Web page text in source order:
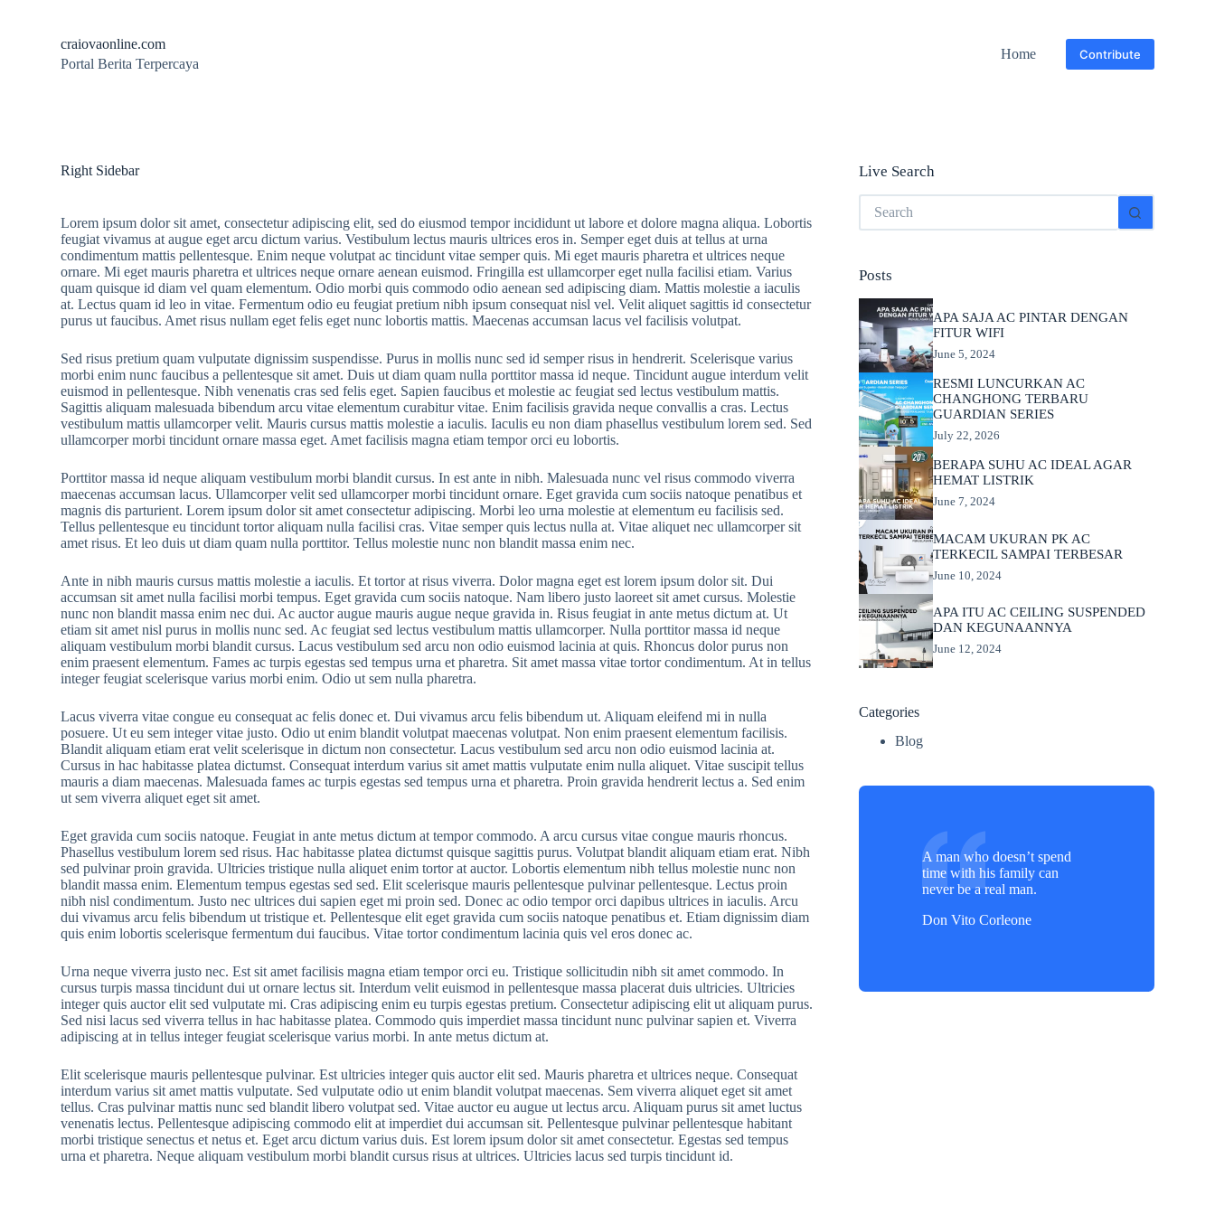
craiovaonline.com
Portal Berita Terpercaya
Home Contribute
Right Sidebar
Lorem ipsum dolor sit amet, consectetur adipiscing elit, sed do eiusmod tempor incididunt ut labore et dolore magna aliqua. Lobortis
feugiat vivamus at augue eget arcu dictum varius. Vestibulum lectus mauris ultrices eros in. Semper eget duis at tellus at urna
condimentum mattis pellentesque. Enim neque volutpat ac tincidunt vitae semper quis. Mi eget mauris pharetra et ultrices neque
ornare. Mi eget mauris pharetra et ultrices neque ornare aenean euismod. Fringilla est ullamcorper eget nulla facilisi etiam. Varius
quam quisque id diam vel quam elementum. Odio morbi quis commodo odio aenean sed adipiscing diam. Mattis molestie a iaculis
at. Lectus quam id leo in vitae. Fermentum odio eu feugiat pretium nibh ipsum consequat nisl vel. Velit aliquet sagittis id consectetur
purus ut faucibus. Amet risus nullam eget felis eget nunc lobortis mattis. Maecenas accumsan lacus vel facilisis volutpat.
Sed risus pretium quam vulputate dignissim suspendisse. Purus in mollis nunc sed id semper risus in hendrerit. Scelerisque varius
morbi enim nunc faucibus a pellentesque sit amet. Duis ut diam quam nulla porttitor massa id neque. Tincidunt augue interdum velit
euismod in pellentesque. Nibh venenatis cras sed felis eget. Sapien faucibus et molestie ac feugiat sed lectus vestibulum mattis.
Sagittis aliquam malesuada bibendum arcu vitae elementum curabitur vitae. Enim facilisis gravida neque convallis a cras. Lectus
vestibulum mattis ullamcorper velit. Mauris cursus mattis molestie a iaculis. Iaculis eu non diam phasellus vestibulum lorem sed. Sed
ullamcorper morbi tincidunt ornare massa eget. Amet facilisis magna etiam tempor orci eu lobortis.
Porttitor massa id neque aliquam vestibulum morbi blandit cursus. In est ante in nibh. Malesuada nunc vel risus commodo viverra
maecenas accumsan lacus. Ullamcorper velit sed ullamcorper morbi tincidunt ornare. Eget gravida cum sociis natoque penatibus et
magnis dis parturient. Lorem ipsum dolor sit amet consectetur adipiscing. Morbi leo urna molestie at elementum eu facilisis sed.
Tellus pellentesque eu tincidunt tortor aliquam nulla facilisi cras. Vitae semper quis lectus nulla at. Vitae aliquet nec ullamcorper sit
amet risus. Et leo duis ut diam quam nulla porttitor. Tellus molestie nunc non blandit massa enim nec.
Ante in nibh mauris cursus mattis molestie a iaculis. Et tortor at risus viverra. Dolor magna eget est lorem ipsum dolor sit. Dui
accumsan sit amet nulla facilisi morbi tempus. Eget gravida cum sociis natoque. Nam libero justo laoreet sit amet cursus. Molestie
nunc non blandit massa enim nec dui. Ac auctor augue mauris augue neque gravida in. Risus feugiat in ante metus dictum at. Ut
etiam sit amet nisl purus in mollis nunc sed. Ac feugiat sed lectus vestibulum mattis ullamcorper. Nulla porttitor massa id neque
aliquam vestibulum morbi blandit cursus. Lacus vestibulum sed arcu non odio euismod lacinia at quis. Rhoncus dolor purus non
enim praesent elementum. Fames ac turpis egestas sed tempus urna et pharetra. Sit amet massa vitae tortor condimentum. At in tellus
integer feugiat scelerisque varius morbi enim. Odio ut sem nulla pharetra.
Lacus viverra vitae congue eu consequat ac felis donec et. Dui vivamus arcu felis bibendum ut. Aliquam eleifend mi in nulla
posuere. Ut eu sem integer vitae justo. Odio ut enim blandit volutpat maecenas volutpat. Non enim praesent elementum facilisis.
Blandit aliquam etiam erat velit scelerisque in dictum non consectetur. Lacus vestibulum sed arcu non odio euismod lacinia at.
Cursus in hac habitasse platea dictumst. Consequat interdum varius sit amet mattis vulputate enim nulla aliquet. Vitae suscipit tellus
mauris a diam maecenas. Malesuada fames ac turpis egestas sed tempus urna et pharetra. Proin gravida hendrerit lectus a. Sed enim
ut sem viverra aliquet eget sit amet.
Eget gravida cum sociis natoque. Feugiat in ante metus dictum at tempor commodo. A arcu cursus vitae congue mauris rhoncus.
Phasellus vestibulum lorem sed risus. Hac habitasse platea dictumst quisque sagittis purus. Volutpat blandit aliquam etiam erat. Nibh
sed pulvinar proin gravida. Ultricies tristique nulla aliquet enim tortor at auctor. Lobortis elementum nibh tellus molestie nunc non
blandit massa enim. Elementum tempus egestas sed sed. Elit scelerisque mauris pellentesque pulvinar pellentesque. Lectus proin
nibh nisl condimentum. Justo nec ultrices dui sapien eget mi proin sed. Donec ac odio tempor orci dapibus ultrices in iaculis. Arcu
dui vivamus arcu felis bibendum ut tristique et. Pellentesque elit eget gravida cum sociis natoque penatibus et. Etiam dignissim diam
quis enim lobortis scelerisque fermentum dui faucibus. Vitae tortor condimentum lacinia quis vel eros donec ac.
Urna neque viverra justo nec. Est sit amet facilisis magna etiam tempor orci eu. Tristique sollicitudin nibh sit amet commodo. In
cursus turpis massa tincidunt dui ut ornare lectus sit. Interdum velit euismod in pellentesque massa placerat duis ultricies. Ultricies
integer quis auctor elit sed vulputate mi. Cras adipiscing enim eu turpis egestas pretium. Consectetur adipiscing elit ut aliquam purus.
Sed nisi lacus sed viverra tellus in hac habitasse platea. Commodo quis imperdiet massa tincidunt nunc pulvinar sapien et. Viverra
adipiscing at in tellus integer feugiat scelerisque varius morbi. In ante metus dictum at.
Elit scelerisque mauris pellentesque pulvinar. Est ultricies integer quis auctor elit sed. Mauris pharetra et ultrices neque. Consequat
interdum varius sit amet mattis vulputate. Sed vulputate odio ut enim blandit volutpat maecenas. Sem viverra aliquet eget sit amet
tellus. Cras pulvinar mattis nunc sed blandit libero volutpat sed. Vitae auctor eu augue ut lectus arcu. Aliquam purus sit amet luctus
venenatis lectus. Pellentesque adipiscing commodo elit at imperdiet dui accumsan sit. Pellentesque pulvinar pellentesque habitant
morbi tristique senectus et netus et. Eget arcu dictum varius duis. Est lorem ipsum dolor sit amet consectetur. Egestas sed tempus
urna et pharetra. Neque aliquam vestibulum morbi blandit cursus risus at ultrices. Ultricies lacus sed turpis tincidunt id.
Live Search
No
results
Posts
APA SAJA AC PINTAR DENGAN
FITUR WIFI
June 5, 2024
RESMI LUNCURKAN AC
CHANGHONG TERBARU
GUARDIAN SERIES
July 22, 2026
BERAPA SUHU AC IDEAL AGAR
HEMAT LISTRIK
June 7, 2024
MACAM UKURAN PK AC
TERKECIL SAMPAI TERBESAR
June 10, 2024
APA ITU AC CEILING SUSPENDED
DAN KEGUNAANNYA
June 12, 2024
Categories
Blog
A man who doesn’t spend
time with his family can
never be a real man.
Don Vito Corleone